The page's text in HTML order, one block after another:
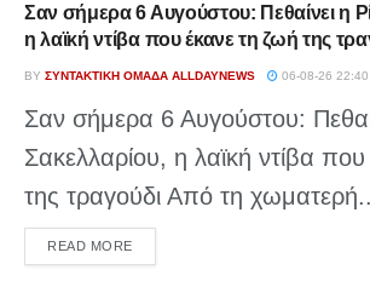
Σαν σήμερα 6 Αυγούστου: Πεθαίνει η
η λαϊκή ντίβα που έκανε τη ζωή της
BY ΣΥΝΤΑΚΤΙΚΉ ΟΜΆΔΑ ALLDAYNEWS 06-08-26 22:40
Σαν σήμερα 6 Αυγούστου:
Σακελλαρίου, η λαϊκή ντίβα
της τραγούδι Από τη
READ MOREDETAILS